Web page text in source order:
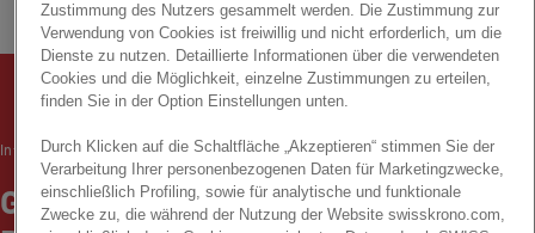
Interior App
GESTALTEN SIE LEBENSRÄUME
Zustimmung des Nutzers gesammelt werden. Die Zustimmung zur
Verwendung von Cookies ist freiwillig und nicht erforderlich, um die
Dienste zu nutzen. Detaillierte Informationen über die verwendeten
Cookies und die Möglichkeit, einzelne Zustimmungen zu erteilen,
finden Sie in der Option Einstellungen unten.
Durch Klicken auf die Schaltfläche „Akzeptieren“ stimmen Sie der
Verarbeitung Ihrer personenbezogenen Daten für Marketingzwecke,
einschließlich Profiling, sowie für analytische und funktionale
Zwecke zu, die während der Nutzung der Website swisskrono.com,